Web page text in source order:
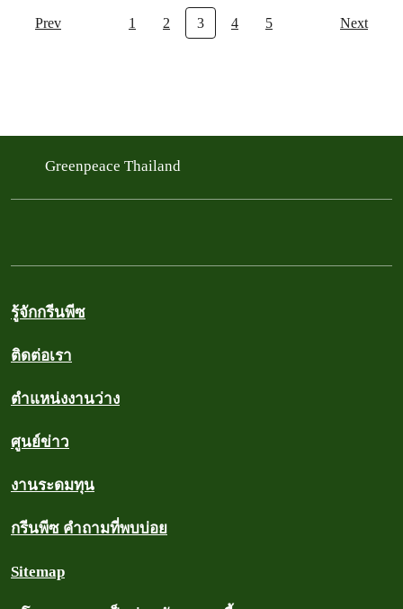
Prev 1 2 3 4 5 Next
Greenpeace Thailand
รู้จักกรีนพีซ
ติดต่อเรา
ตำแหน่งงานว่าง
ศูนย์ข่าว
งานระดมทุน
กรีนพีซ คำถามที่พบบ่อย
Sitemap